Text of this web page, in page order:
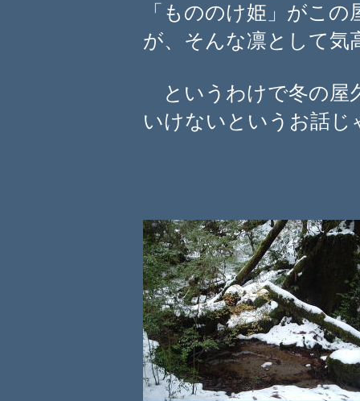
「もののけ姫」がこ
が、そんな凛として気
というわけで冬の屋
いけないというお話